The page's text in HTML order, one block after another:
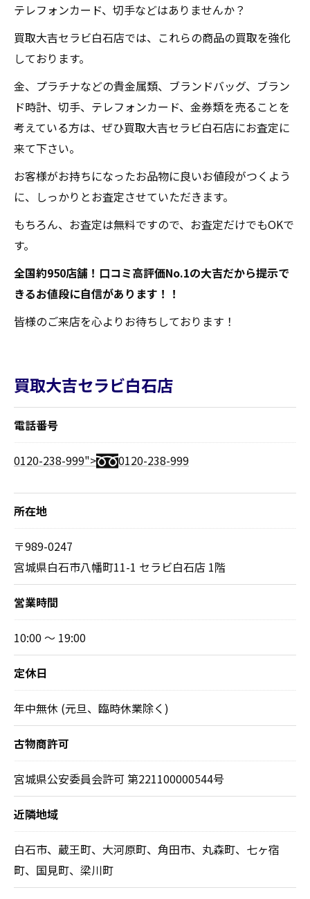
テレフォンカード、切手などはありませんか？
買取大吉セラビ白石店では、これらの商品の買取を強化
しております。
金、プラチナなどの貴金属類、ブランドバッグ、ブラン
ド時計、切手、テレフォンカード、金券類を売ることを
考えている方は、ぜひ買取大吉セラビ白石店にお査定に
来て下さい。
お客様がお持ちになったお品物に良いお値段がつくよう
に、しっかりとお査定させていただきます。
もちろん、お査定は無料ですので、お査定だけでもOKで
す。
全国約950店舗！口コミ高評価No.1の大吉だから提示で
きるお値段に自信があります！！
皆様のご来店を心よりお待ちしております！
買取大吉セラビ白石店
電話番号
0120-238-999"> 0120-238-999
所在地
〒989-0247
宮城県白石市八幡町11-1 セラビ白石店 1階
営業時間
10:00 ～ 19:00
定休日
年中無休 (元旦、臨時休業除く)
古物商許可
宮城県公安委員会許可 第221100000544号
近隣地域
白石市、蔵王町、大河原町、角田市、丸森町、七ヶ宿
町、国見町、梁川町